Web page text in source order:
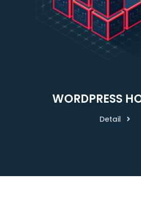
WORDPRESS
Detail